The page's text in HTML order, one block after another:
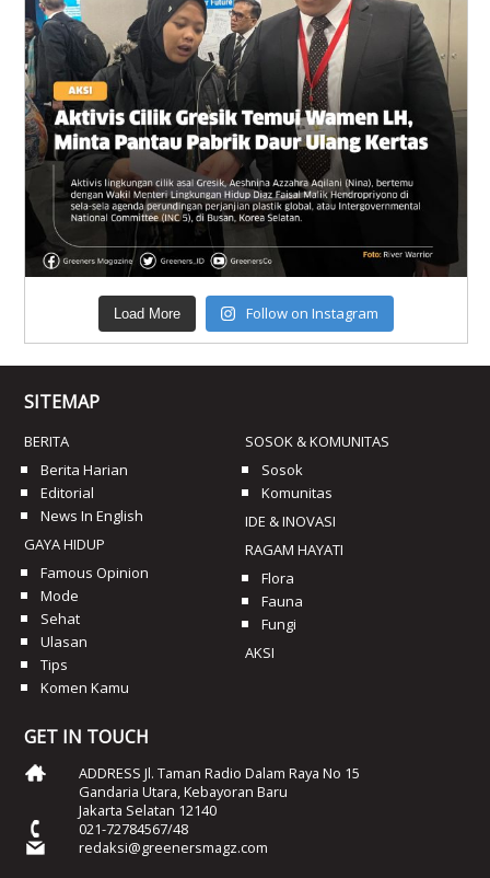
Load More Follow on Instagram
SITEMAP
BERITA
Berita Harian
Editorial
News In English
GAYA HIDUP
Famous Opinion
Mode
Sehat
Ulasan
Tips
Komen Kamu
SOSOK & KOMUNITAS
Sosok
Komunitas
IDE & INOVASI
RAGAM HAYATI
Flora
Fauna
Fungi
AKSI
GET IN TOUCH
ADDRESS Jl. Taman Radio Dalam Raya No 15
Gandaria Utara, Kebayoran Baru
Jakarta Selatan 12140
021-72784567/48
redaksi@greenersmagz.com